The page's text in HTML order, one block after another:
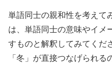
単語同士の親和性を考えて
は、単語同士の意味やイメ
すものと解釈してみてくだ
「冬」が直接つなげられ